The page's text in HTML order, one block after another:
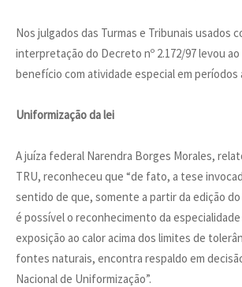
Nos julgados das Turmas e Tribunais usados
interpretação do Decreto nº 2.172/97 levou
benefício com atividade especial em períodos
Uniformização da lei
A juíza federal Narendra Borges Morales,
TRU, reconheceu que “de fato, a tese
sentido de que, somente a partir da edição
é possível o reconhecimento da
exposição ao calor acima dos limites de
fontes naturais, encontra respaldo em
Nacional de Uniformização”.